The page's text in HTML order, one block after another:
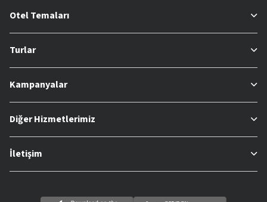
Otel Temaları
Turlar
Kampanyalar
Diğer Hizmetlerimiz
İletişim